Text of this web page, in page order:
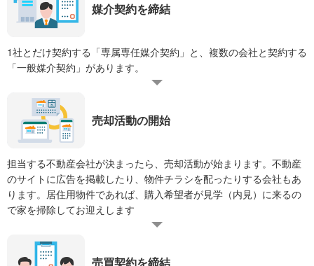
媒介契約を締結
1社とだけ契約する「専属専任媒介契約」と、複数の会社と契約する
「一般媒介契約」があります。
売却活動の開始
担当する不動産会社が決まったら、売却活動が始まります。不動産
のサイトに広告を掲載したり、物件チラシを配ったりする会社もあ
ります。居住用物件であれば、購入希望者が見学（内見）に来るの
で家を掃除してお迎えします
売買契約を締結